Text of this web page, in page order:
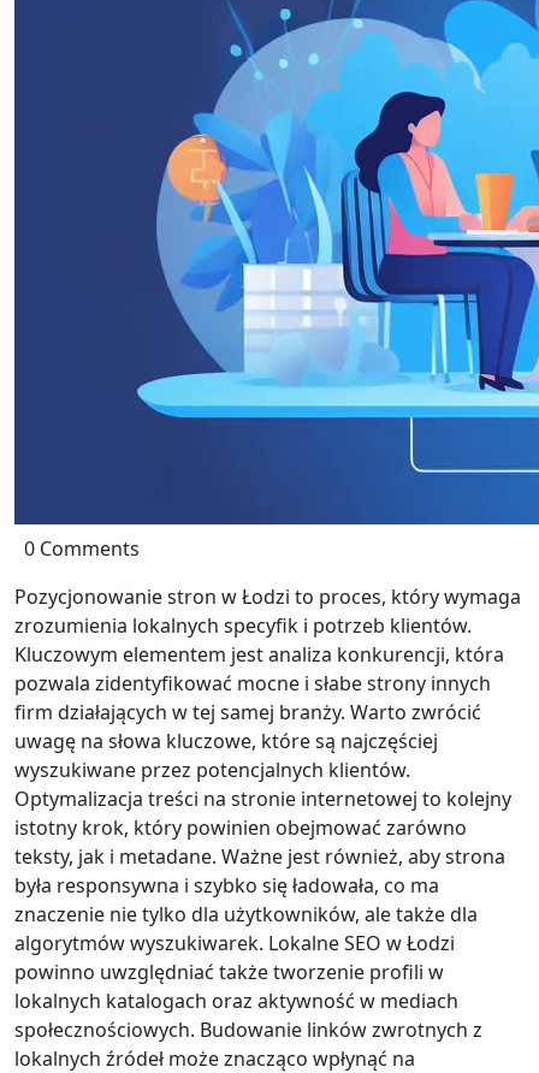
0 Comments
Pozycjonowanie stron w Łodzi to proces, który wymaga
zrozumienia lokalnych specyfik i potrzeb klientów.
Kluczowym elementem jest analiza konkurencji, która
pozwala zidentyfikować mocne i słabe strony innych
firm działających w tej samej branży. Warto zwrócić
uwagę na słowa kluczowe, które są najczęściej
wyszukiwane przez potencjalnych klientów.
Optymalizacja treści na stronie internetowej to kolejny
istotny krok, który powinien obejmować zarówno
teksty, jak i metadane. Ważne jest również, aby strona
była responsywna i szybko się ładowała, co ma
znaczenie nie tylko dla użytkowników, ale także dla
algorytmów wyszukiwarek. Lokalne SEO w Łodzi
powinno uwzględniać także tworzenie profili w
lokalnych katalogach oraz aktywność w mediach
społecznościowych. Budowanie linków zwrotnych z
lokalnych źródeł może znacząco wpłynąć na